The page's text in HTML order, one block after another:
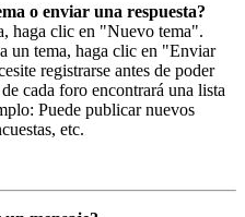
o enviar una respuesta?
haga clic en "Nuevo tema".
un tema, haga clic en "Enviar
registrarse antes de poder
cada foro encontrará una lista
Puede publicar nuevos
etc.